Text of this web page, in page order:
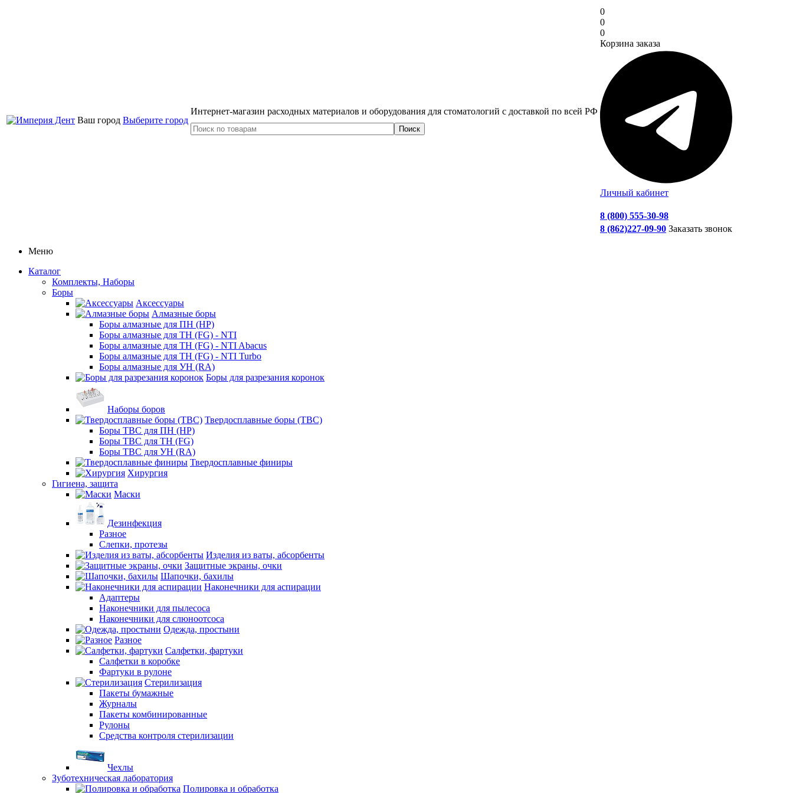
Ваш город Выберите город
Интернет-магазин расходных материалов и оборудования для стоматологий с доставкой по всей РФ
0
0
0
Корзина заказа
Личный кабинет
8 (800) 555-30-98
8 (862)227-09-90 Заказать звонок
Меню
Каталог
Комплекты, Наборы
Боры
Аксессуары
Алмазные боры
Боры алмазные для ПН (HP)
Боры алмазные для ТН (FG) - NTI
Боры алмазные для ТН (FG) - NTI Abacus
Боры алмазные для ТН (FG) - NTI Turbo
Боры алмазные для УН (RA)
Боры для разрезания коронок
Наборы боров
Твердосплавные боры (ТВС)
Боры ТВС для ПН (HP)
Боры ТВС для ТН (FG)
Боры ТВС для УН (RA)
Твердосплавные финиры
Хирургия
Гигиена, защита
Маски
Дезинфекция
Разное
Слепки, протезы
Изделия из ваты, абсорбенты
Защитные экраны, очки
Шапочки, бахилы
Наконечники для аспирации
Адаптеры
Наконечники для пылесоса
Наконечники для слюноотсоса
Одежда, простыни
Разное
Салфетки, фартуки
Салфетки в коробке
Фартуки в рулоне
Стерилизация
Пакеты бумажные
Журналы
Пакеты комбинированные
Рулоны
Средства контроля стерилизации
Чехлы
Зуботехническая лаборатория
Полировка и обработка